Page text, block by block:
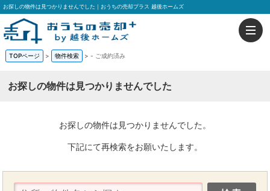
お探しの物件は見つかりませんでした｜おうちの売却プラス 越後ホームズ
TOPページ > 物件検索 > - ご成約済み
お探しの物件は見つかりませんでした
お探しの物件は見つかりませんでした。
下記にて再検索をお願いたします。